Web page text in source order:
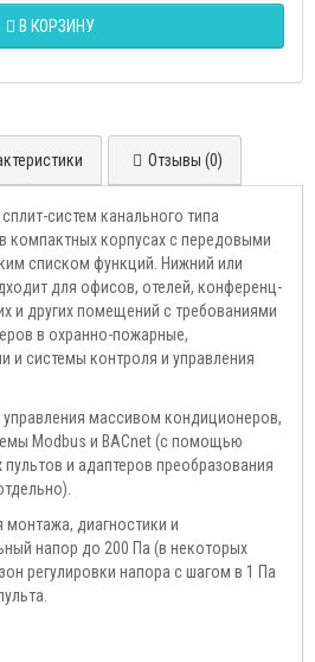
В КОРЗИНУ
Отзывы (0)
систем канального типа
компактных корпусах с передовыми
списком функций. Нижний или
для офисов, отелей, конференц-
и других помещений с требованиями
в охранно-пожарные,
и системы контроля и управления
массивом кондиционеров,
Modbus и BACnet (с помощью
и адаптеров преобразования
диагностики и
напор до 200 Па (в некоторых
регулировки напора с шагом в 1 Па